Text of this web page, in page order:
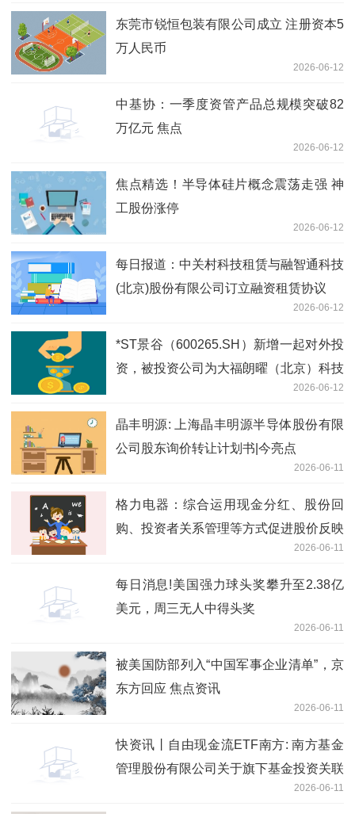
东莞市锐恒包装有限公司成立 注册资本5
万人民币
2026-06-12
中基协：一季度资管产品总规模突破82
万亿元 焦点
2026-06-12
焦点精选！半导体硅片概念震荡走强 神
工股份涨停
2026-06-12
每日报道：中关村科技租赁与融智通科技
(北京)股份有限公司订立融资租赁协议
2026-06-12
*ST景谷（600265.SH）新增一起对外投
资，被投资公司为大福朗曜（北京）科技
2026-06-12
晶丰明源: 上海晶丰明源半导体股份有限
公司股东询价转让计划书|今亮点
2026-06-11
格力电器：综合运用现金分红、股份回
购、投资者关系管理等方式促进股价反映
2026-06-11
每日消息!美国强力球头奖攀升至2.38亿
美元，周三无人中得头奖
2026-06-11
被美国防部列入“中国军事企业清单”，京
东方回应 焦点资讯
2026-06-11
快资讯丨自由现金流ETF南方: 南方基金
管理股份有限公司关于旗下基金投资关联
方承销可转换公司债券的关联交易公告
2026-06-11